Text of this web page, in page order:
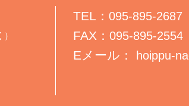
TEL： 095-895-2687
FAX： 095-895-2554
Eメール： hoippu-